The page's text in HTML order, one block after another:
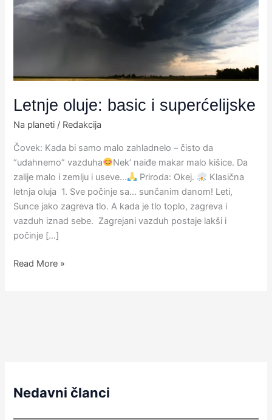
Letnje oluje: basic i superćelijske
Na planeti / Redakcija
Čovek: Kada bi samo malo zahladnelo – čisto da
“udahnemo” vazduha
Nek’ naiđe makar malo kišice. Da
zalije malo i zemlju i useve…
Priroda: Okej.
Klasična
letnja oluja 1. Sve počinje sa… sunčanim danom! Leti,
Sunce jako zagreva tlo. A kada je tlo toplo, zagreva i
vazduh iznad sebe. Zagrejani vazduh postaje lakši i
počinje […]
superćelijske
Read More »
Nedavni članci